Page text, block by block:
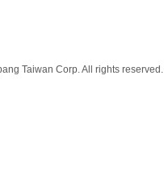
Taiwan Corp. All rights reserved.